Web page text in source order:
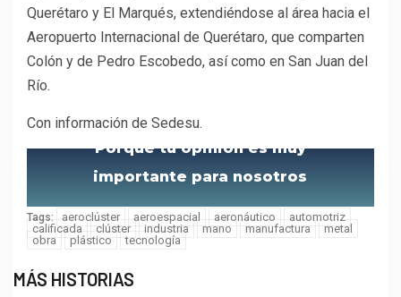
Querétaro y El Marqués, extendiéndose al área hacia el
Aeropuerto Internacional de Querétaro, que comparten
Colón y de Pedro Escobedo, así como en San Juan del
Río.
Con información de Sedesu.
Porque tu opinión es muy
importante para nosotros
Tags: aeroclúster aeroespacial aeronáutico
automotriz
calificada
clúster industria mano manufactura
metal
obra
plástico tecnología
MÁS HISTORIAS